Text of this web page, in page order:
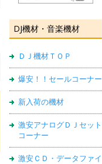
DJ機材・音楽機材
ＤＪ機材ＴＯＰ
爆安！！セールコーナー
新入荷の機材
激安アナログＤＪセット
コーナー
激安ＣＤ・データファイ